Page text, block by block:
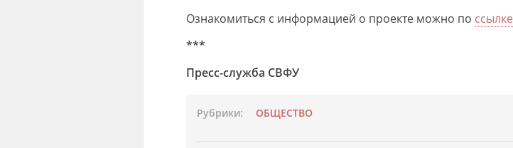
Ознакомиться с информацией о проекте можно по ссылке
***
Пресс-служба СВФУ
Рубрики: ОБЩЕСТВО